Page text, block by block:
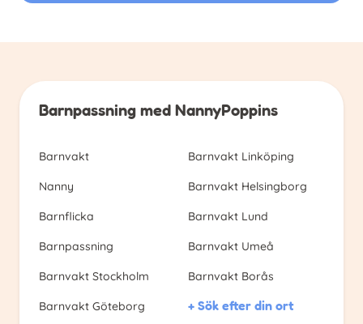
Barnpassning med NannyPoppins
Barnvakt
Nanny
Barnflicka
Barnpassning
Barnvakt Stockholm
Barnvakt Göteborg
Barnvakt Linköping
Barnvakt Helsingborg
Barnvakt Lund
Barnvakt Umeå
Barnvakt Borås
+ Sök efter din ort